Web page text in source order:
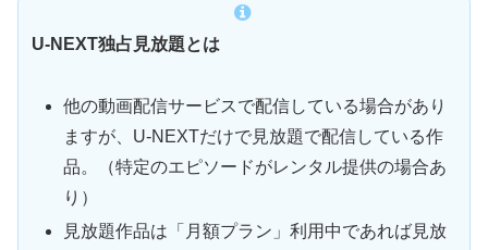
U-NEXT独占見放題とは
他の動画配信サービスで配信している場合があり
ますが、U-NEXTだけで見放題で配信している作
品。（特定のエピソードがレンタル提供の場合あ
り）
見放題作品は「月額プラン」利用中であれば見放